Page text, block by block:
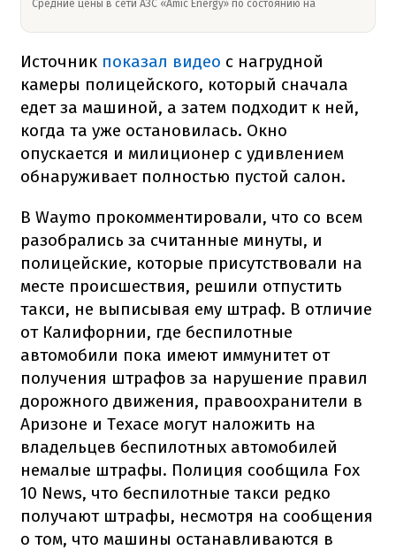
Средние цены в сети АЗС «Amic Energy» по состоянию на
Источник показал видео с нагрудной
камеры полицейского, который сначала
едет за машиной, а затем подходит к ней,
когда та уже остановилась. Окно
опускается и милиционер с удивлением
обнаруживает полностью пустой салон.
В Waymo прокомментировали, что со всем
разобрались за считанные минуты, и
полицейские, которые присутствовали на
месте происшествия, решили отпустить
такси, не выписывая ему штраф. В отличие
от Калифорнии, где беспилотные
автомобили пока имеют иммунитет от
получения штрафов за нарушение правил
дорожного движения, правоохранители в
Аризоне и Техасе могут наложить на
владельцев беспилотных автомобилей
немалые штрафы. Полиция сообщила Fox
10 News, что беспилотные такси редко
получают штрафы, несмотря на сообщения
о том, что машины останавливаются в